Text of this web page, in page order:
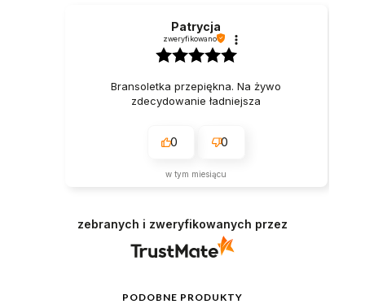
Patrycja
zweryfikowano
Bransoletka przepiękna. Na żywo
zdecydowanie ładniejsza
0 0
w tym miesiącu
zebranych i zweryfikowanych przez
PODOBNE PRODUKTY